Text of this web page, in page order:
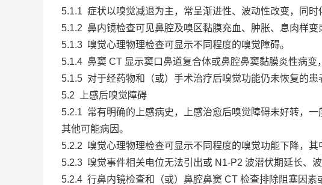
5.1.1 症状以嗅觉减退为主，常呈渐进性、波动性改变，同时
5.1.2 鼻内镜检查可见鼻腔及嗅区黏膜充血、肿胀、息肉样变
5.1.3 嗅觉心理物理检查可显示不同程度的嗅觉障碍。
5.1.4 鼻窦 CT 显示窦口鼻道复合体或鼻腔鼻窦黏膜炎性病变
5.1.5 对于经药物和（或）手术治疗后嗅觉功能仍未恢复的
5.2 上感后嗅觉障碍
5.2.1 常有明确的上感病史，上感治愈后嗅觉障碍未好转，
其他可能病因。
5.2.2 嗅觉心理物理检查可显示不同程度的嗅觉功能下降，
5.2.3 嗅觉事件相关电位无法引出或 N1-P2 波潜伏期延长、波
5.2.4 行鼻内镜检查和（或）鼻腔鼻窦 CT 检查排除阻塞因素